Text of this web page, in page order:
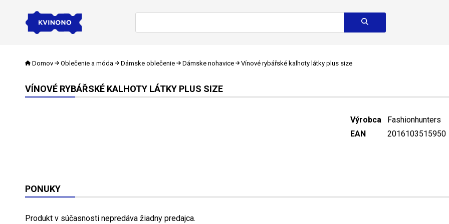
Domov Oblečenie a móda Dámske oblečenie Dámske nohavice Vínové rybářské kalhoty látky plus size
VÍNOVÉ RYBÁŘSKÉ KALHOTY LÁTKY PLUS SIZE
Výrobca
Fashionhunters
EAN
2016103515950
PONUKY
Produkt v súčasnosti nepredáva žiadny predajca.